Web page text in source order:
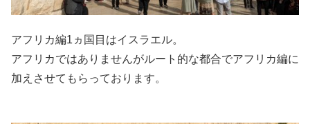
アフリカ編1ヵ国目はイスラエル。
アフリカではありませんがルート的な都合でアフリカ編に
加えさせてもらっております。